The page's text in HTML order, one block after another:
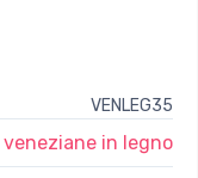
VENLEG35
veneziane in legno